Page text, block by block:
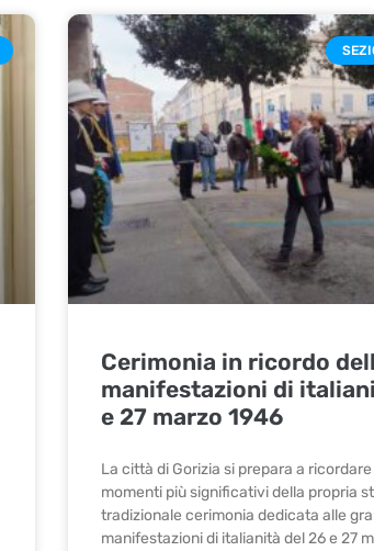
Cerimonia in ricordo
manifestazioni di
e 27 marzo 1946
La città di Gorizia si prepara a
momenti più significativi della propria
tradizionale cerimonia dedicata alle
manifestazioni di italianità del 26 e 27